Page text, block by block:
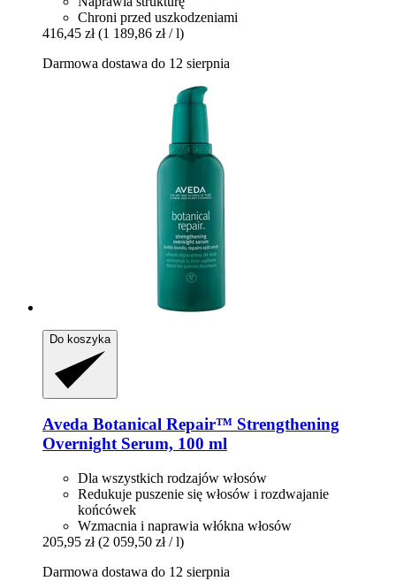
Chroni przed uszkodzeniami
416,45 zł (1 189,86 zł / l)
Darmowa dostawa do 12 sierpnia
Do koszyka
Aveda Botanical Repair™ Strengthening
Overnight Serum, 100 ml
Dla wszystkich rodzajów włosów
Redukuje puszenie się włosów i rozdwajanie
końcówek
Wzmacnia i naprawia włókna włosów
205,95 zł (2 059,50 zł / l)
Darmowa dostawa do 12 sierpnia